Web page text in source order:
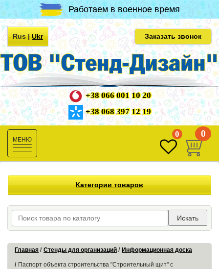
Работаем в военное время
Rus|Ukr Заказать звонок
+38 066 001 10 20
+38 068 397 12 19
Toggle
navigation
0 0
Категории товаров
Искать
Главная Стенды для организаций Информационная доска
Паспорт объекта строительства "Строительный щит" с